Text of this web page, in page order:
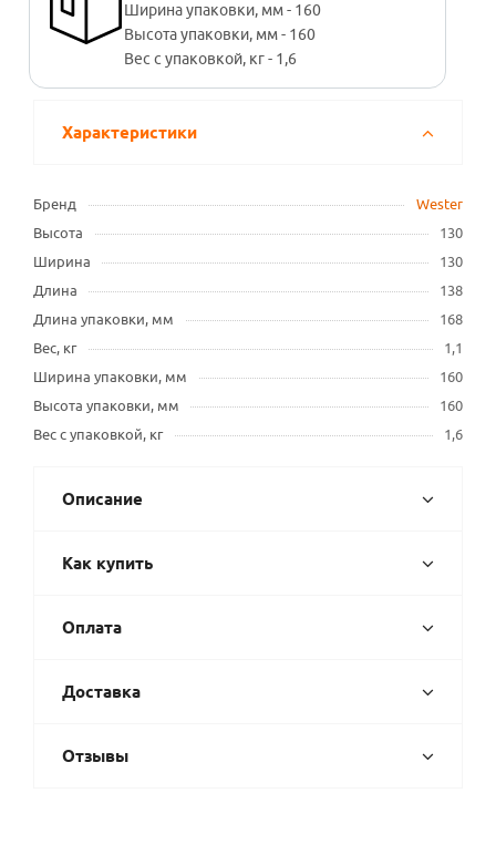
Ширина упаковки, мм - 160
Высота упаковки, мм - 160
Вес с упаковкой, кг - 1,6
Характеристики
Бренд
Wester
Высота
130
Ширина
130
Длина
138
Длина упаковки, мм
168
Вес, кг
1,1
Ширина упаковки, мм
160
Высота упаковки, мм
160
Вес с упаковкой, кг
1,6
Описание
Как купить
Оплата
Доставка
Отзывы